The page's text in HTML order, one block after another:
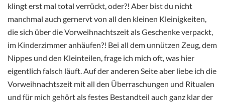
klingt erst mal total verrückt, oder?! Aber bist du nicht
manchmal auch gernervt von all den kleinen Kleinigkeiten,
die sich über die Vorweihnachtszeit als Geschenke verpackt,
im Kinderzimmer anhäufen?! Bei all dem unnützen Zeug, dem
Nippes und den Kleinteilen, frage ich mich oft, was hier
eigentlich falsch läuft. Auf der anderen Seite aber liebe ich die
Vorweihnachtszeit mit all den Überraschungen und Ritualen
und für mich gehört als festes Bestandteil auch ganz klar der